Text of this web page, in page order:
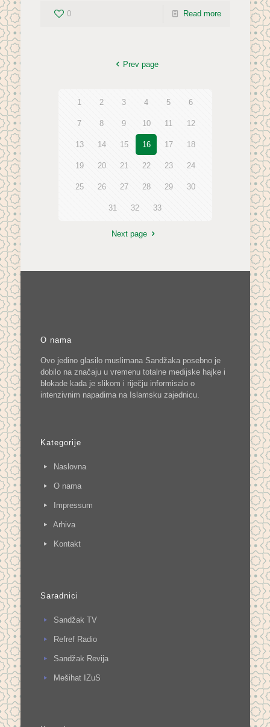
0 Read more
Prev page
1 2 3 4 5 6
7 8 9 10 11 12
13 14 15 16 17 18
19 20 21 22 23 24
25 26 27 28 29 30
31 32 33
Next page
O nama
Ovo jedino glasilo muslimana Sandžaka posebno je
dobilo na značaju u vremenu totalne medijske hajke i
blokade kada je slikom i riječju informisalo o
intenzivnim napadima na Islamsku zajednicu.
Kategorije
Naslovna
O nama
Impressum
Arhiva
Kontakt
Saradnici
Sandžak TV
Refref Radio
Sandžak Revija
Mešihat IZuS